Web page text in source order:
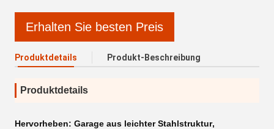
Erhalten Sie besten Preis
Produktdetails Produkt-Beschreibung
Produktdetails
Hervorheben: Garage aus leichter Stahlstruktur,